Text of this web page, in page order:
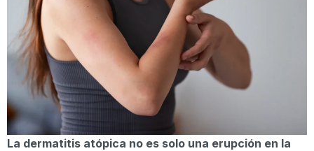
La dermatitis atópica no es solo una erupción en la